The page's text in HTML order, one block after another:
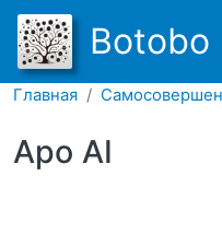
Botobo
Главная
Apo AI